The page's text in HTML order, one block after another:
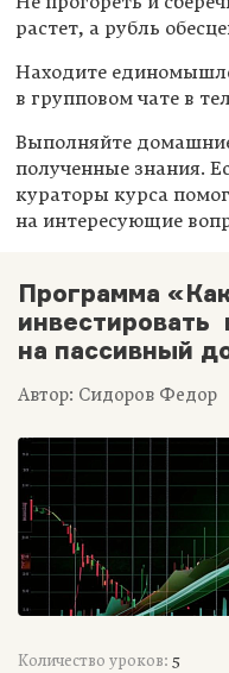
растет, а рубль
Находите
в групповом чате в
Выполняйте
полученные знания.
кураторы курса
на интересующие
Программа
инвестировать
на пассивный
Автор: Сидоров Федор
Количество уроков: 5